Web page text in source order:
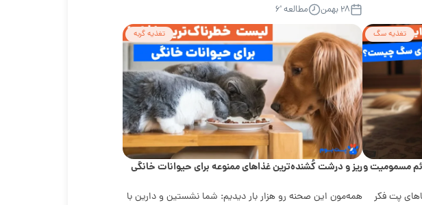
۲۸ بهمن مطالعه '۶
تغذیه سگ
مسمومیت و
پت فکر
تغذیه گربه
ریز و درشت کُشنده‌ترین غذاهای ممنوعه برای حیوانات خانگی
همه‌مون این صحنه رو هزار بار دیدیم: شما نشستین و دارین با